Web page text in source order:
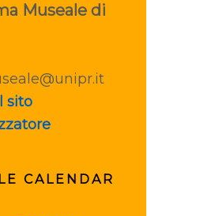
Museale di
sito
CALENDAR